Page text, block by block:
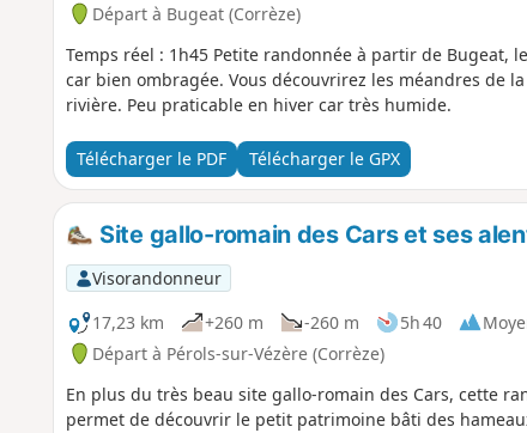
Départ à Bugeat (Corrèze)
Temps réel : 1h45 Petite randonnée à partir de Bugeat,
car bien ombragée. Vous découvrirez les méandres de
rivière. Peu praticable en hiver car très humide.
Télécharger le PDF Télécharger le GPX
Site gallo-romain des Cars et ses
Visorandonneur
17,23 km
+260 m -260 m 5h 40
Départ à Pérols-sur-Vézère (Corrèze)
En plus du très beau site gallo-romain des Cars, cette
permet de découvrir le petit patrimoine bâti des